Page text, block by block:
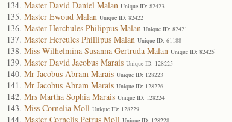
Master David Daniel Malan Unique ID: 82423
Master Ewoud Malan Unique ID: 82422
Master Herchules Philippus Malan Unique ID: 82421
Master Hercules Phillipus Malan Unique ID: 61188
Miss Wilhelmina Susanna Gertruda Malan Unique ID: 82425
Master David Jacobus Marais Unique ID: 128225
Mr Jacobus Abram Marais Unique ID: 128223
Mr Jacobus Abram Marais Unique ID: 128226
Mrs Martha Sophia Marais Unique ID: 128224
Miss Cornelia Moll Unique ID: 128229
Master Cornelis Petrus Moll Unique ID: 128228